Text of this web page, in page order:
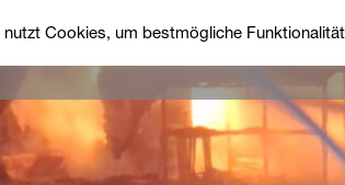
Einsätze Fahrzeuge
nutzt Cookies, um bestmögliche